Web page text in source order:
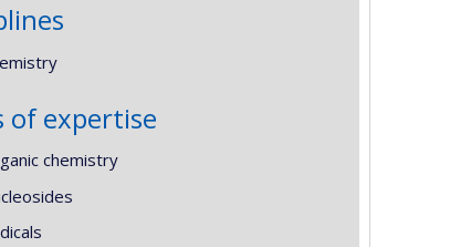
of expertise
chemistry